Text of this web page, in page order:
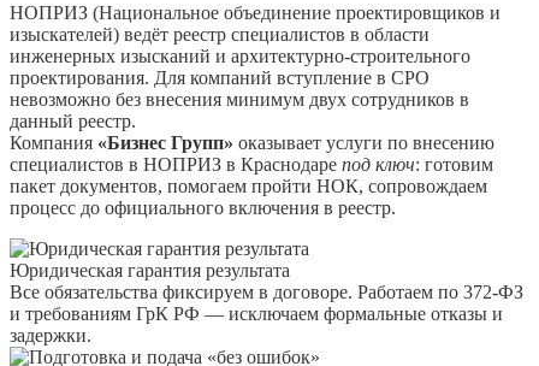
НОПРИЗ (Национальное объединение проектировщиков и
изыскателей) ведёт реестр специалистов в области
инженерных изысканий и архитектурно-строительного
проектирования. Для компаний вступление в СРО
невозможно без внесения минимум двух сотрудников в
данный реестр.
Компания «Бизнес Групп» оказывает услуги по внесению
специалистов в НОПРИЗ в Краснодаре под ключ: готовим
пакет документов, помогаем пройти НОК, сопровождаем
процесс до официального включения в реестр.
Юридическая гарантия результата
Все обязательства фиксируем в договоре. Работаем по 372-ФЗ
и требованиям ГрК РФ — исключаем формальные отказы и
задержки.